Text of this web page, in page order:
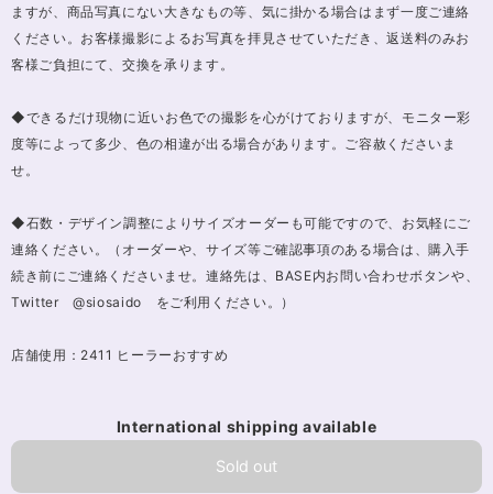
ますが、商品写真にない大きなもの等、気に掛かる場合はまず一度ご連絡
ください。お客様撮影によるお写真を拝見させていただき、返送料のみお
客様ご負担にて、交換を承ります。
◆できるだけ現物に近いお色での撮影を心がけておりますが、モニター彩
度等によって多少、色の相違が出る場合があります。ご容赦くださいま
せ。
◆石数・デザイン調整によりサイズオーダーも可能ですので、お気軽にご
連絡ください。（オーダーや、サイズ等ご確認事項のある場合は、購入手
続き前にご連絡くださいませ。連絡先は、BASE内お問い合わせボタンや、
Twitter @siosaido をご利用ください。）
店舗使用：2411 ヒーラーおすすめ
International shipping available
Sold out